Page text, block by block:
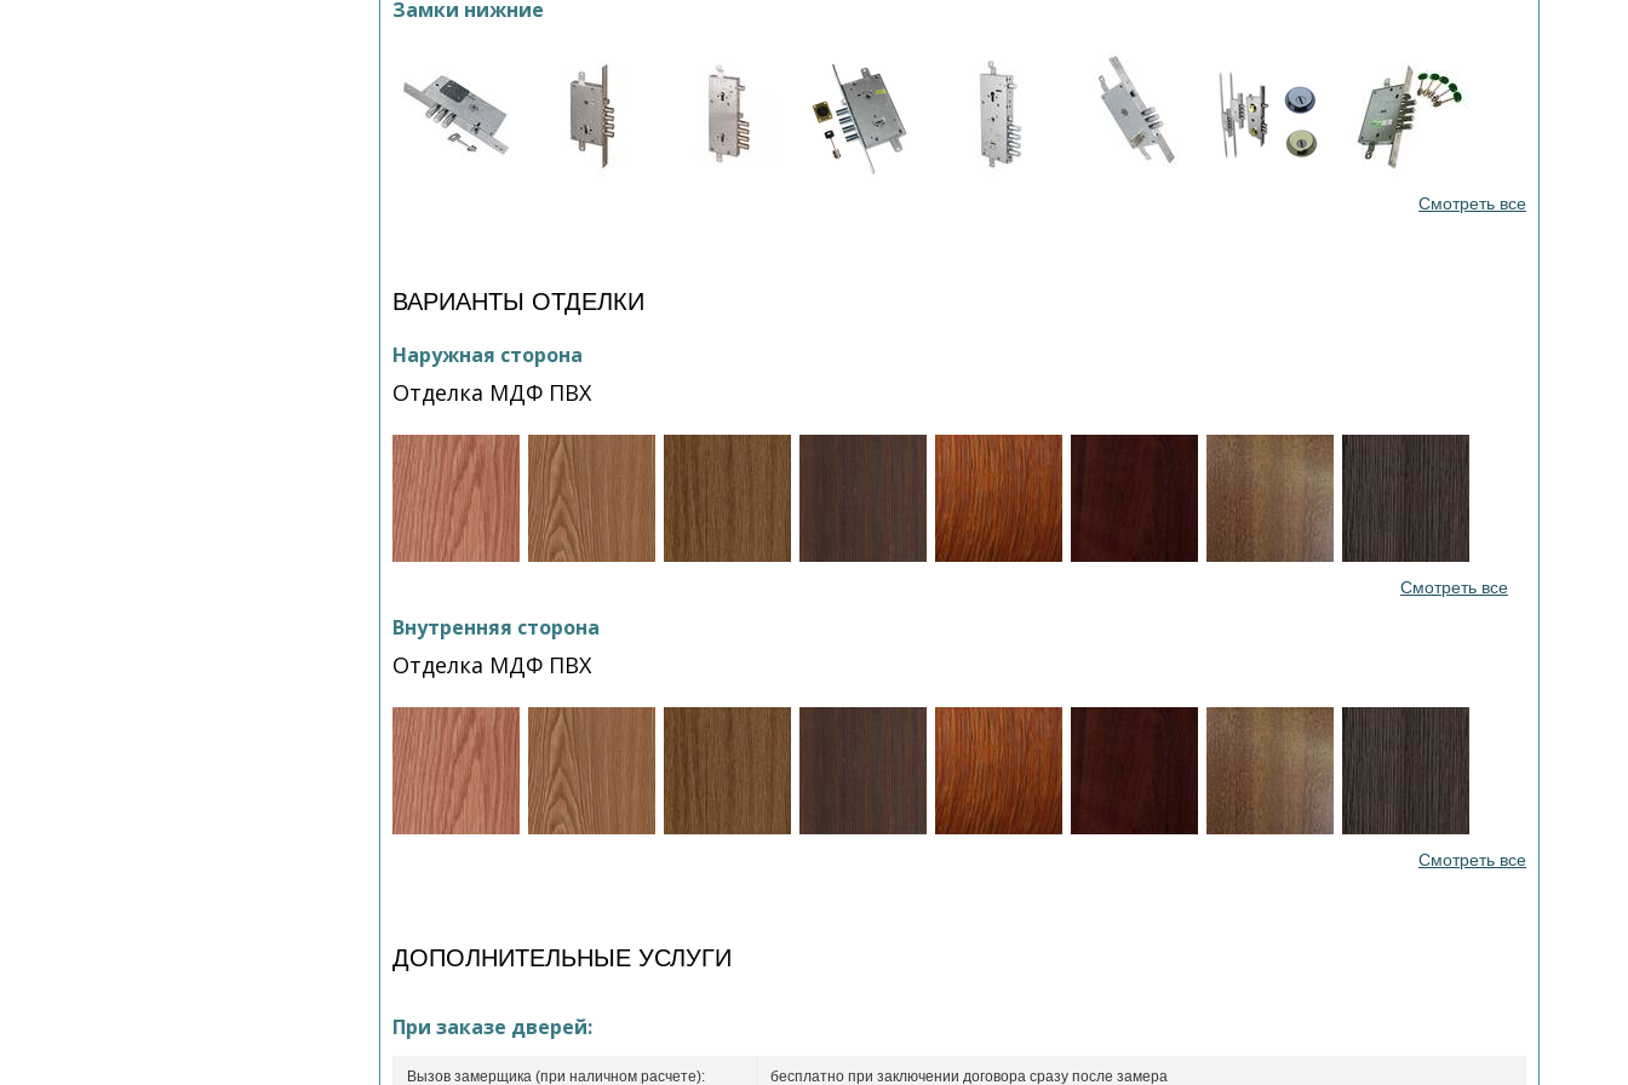
Замки нижние
Смотреть все
ВАРИАНТЫ ОТДЕЛКИ
Наружная сторона
Отделка МДФ ПВХ
Смотреть все
Внутренняя сторона
Отделка МДФ ПВХ
Смотреть все
ДОПОЛНИТЕЛЬНЫЕ УСЛУГИ
При заказе дверей:
Вызов замерщика (при наличном расчете): бесплатно при заключении договора сразу после замера